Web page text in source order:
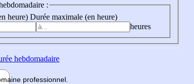
:
heure) Durée maximale (en heure)
heures
hebdomadaire
professionnel